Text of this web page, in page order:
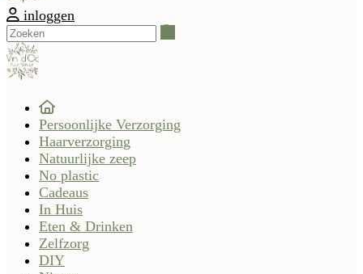
inloggen
Persoonlijke Verzorging
Haarverzorging
Natuurlijke zeep
No plastic
Cadeaus
In Huis
Eten & Drinken
Zelfzorg
DIY